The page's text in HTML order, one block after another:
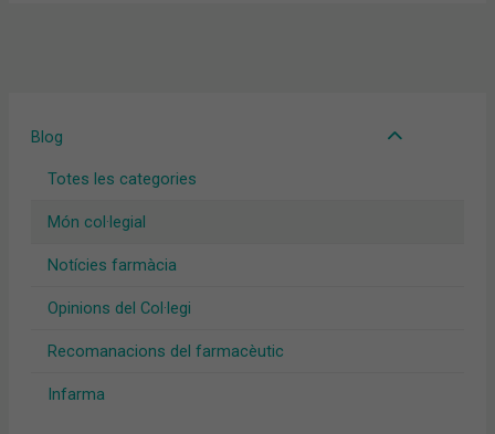
Blog
Totes les categories
Món col·legial
Notícies farmàcia
Opinions del Col·legi
Recomanacions del farmacèutic
Infarma